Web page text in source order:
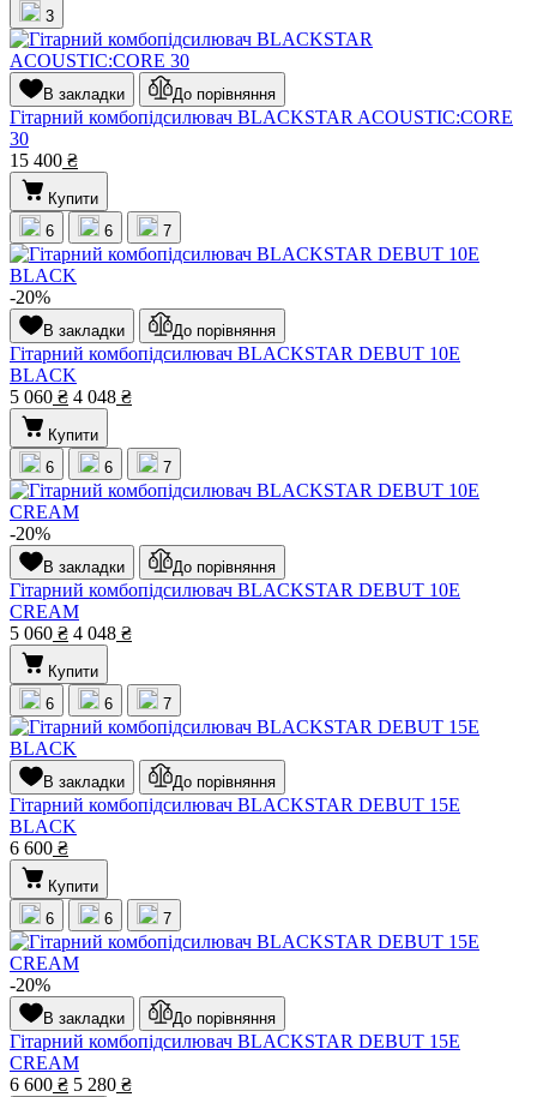
3
В закладки До порівняння
Гітарний комбопідсилювач BLACKSTAR ACOUSTIC:CORE
30
15 400 ₴
Купити
6
6 7
-20%
В закладки До порівняння
Гітарний комбопідсилювач BLACKSTAR DEBUT 10E
BLACK
5 060 ₴ 4 048 ₴
Купити
6
6 7
-20%
В закладки До порівняння
Гітарний комбопідсилювач BLACKSTAR DEBUT 10E
CREAM
5 060 ₴ 4 048 ₴
Купити
6
6 7
В закладки До порівняння
Гітарний комбопідсилювач BLACKSTAR DEBUT 15E
BLACK
6 600 ₴
Купити
6
6 7
-20%
В закладки До порівняння
Гітарний комбопідсилювач BLACKSTAR DEBUT 15E
CREAM
6 600 ₴ 5 280 ₴